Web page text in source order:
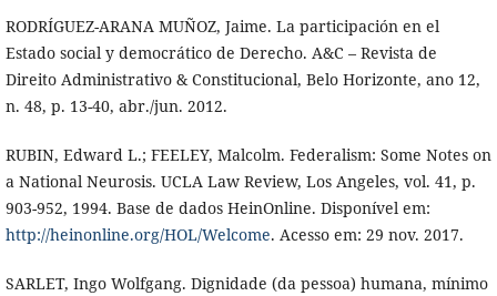
RODRÍGUEZ-ARANA MUÑOZ, Jaime. La participación en el
Estado social y democrático de Derecho. A&C – Revista de
Direito Administrativo & Constitucional, Belo Horizonte, ano 12,
n. 48, p. 13-40, abr./jun. 2012.
RUBIN, Edward L.; FEELEY, Malcolm. Federalism: Some Notes on
a National Neurosis. UCLA Law Review, Los Angeles, vol. 41, p.
903-952, 1994. Base de dados HeinOnline. Disponível em:
http://heinonline.org/HOL/Welcome. Acesso em: 29 nov. 2017.
SARLET, Ingo Wolfgang. Dignidade (da pessoa) humana, mínimo